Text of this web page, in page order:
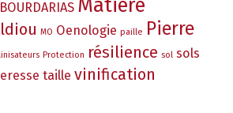
Matière
MO Oenologie paille Pierre
Protection résilience sol sols
taille vinification